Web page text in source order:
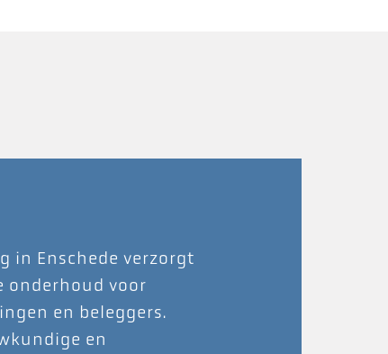
in Enschede verzorgt
onderhoud voor
en beleggers.
en